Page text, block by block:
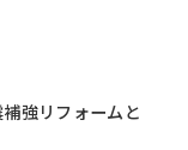
強リフォームと